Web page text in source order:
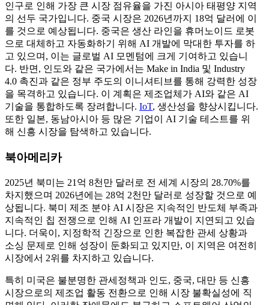
인구로 인해 가장 큰 시장 점유율을 가진 아시아 태평양 지역
의 선두 국가입니다. 중국 시장은 2026년까지 18억 달러에 이
를 것으로 예상됩니다. 중국은 생산 라인을 휴머노이드 로봇
으로 대체하고 자동화하기 위해 AI 개발에 막대한 투자를 하
고 있으며, 이는 글로벌 AI 모멘텀에 크게 기여하고 있습니
다. 반면, 인도와 같은 국가에서는 Make in India 및 Industry
4.0 촉진과 같은 정부 주도의 이니셔티브를 통해 강력한 성장
을 목격하고 있습니다. 이 계획은 제조업체가 AI와 같은 AI
기술을 통합하도록 장려합니다. IoT, 생산성을 향상시킵니다.
또한 일본, 동남아시아 등 많은 기업이 AI 기술 테스트를 위
해 신흥 시장을 탐색하고 있습니다.
북아메리카
2025년 북미는 21억 8천만 달러로 전 세계 시장의 28.70%를
차지했으며 2026년에는 28억 2천만 달러로 성장할 것으로 예
상됩니다. 북미 제조 분야 AI 시장은 지속적인 반도체 부족과
지속적인 칩 전쟁으로 인해 AI 인프라 개발이 지연되고 있습
니다. 더욱이, 지정학적 긴장으로 인한 복잡한 관세 상황과
소싱 문제로 인해 성장이 둔화되고 있지만, 이 지역은 여전히
​​시장에서 2위를 차지하고 있습니다.
특히 미국은 불분명한 관세정책과 인도, 중국, 대만 등 신흥
시장으로의 제조업 활동 전환으로 인해 시장 불확실성에 직